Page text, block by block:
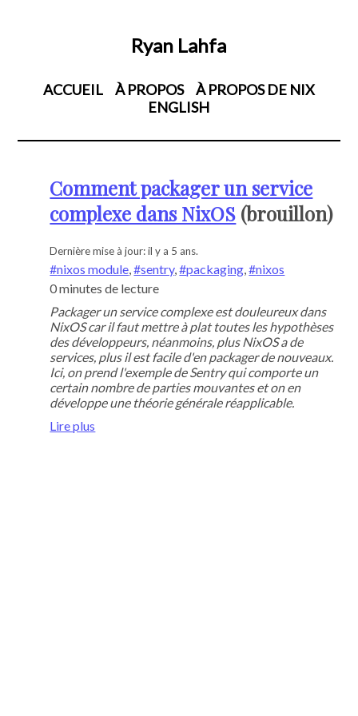
Ryan Lahfa
ACCUEIL À PROPOS
À PROPOS DE NIX
ENGLISH
Comment packager un service
complexe dans NixOS
Dernière mise à jour:il y a 5 ans
nixos module, sentry, packaging, nixos
0 minutes de lecture
Packager un service complexe est douleureux dans
NixOS car il faut mettre à plat toutes les hypothèses
des développeurs, néanmoins, plus NixOS a de
services, plus il est facile d'en packager de nouveaux.
Ici, on prend l'exemple de Sentry qui comporte un
certain nombre de parties mouvantes et on en
développe une théorie générale réapplicable.
Lire plus